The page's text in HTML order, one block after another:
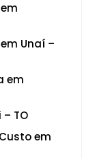
Unaí –
em
TO
em